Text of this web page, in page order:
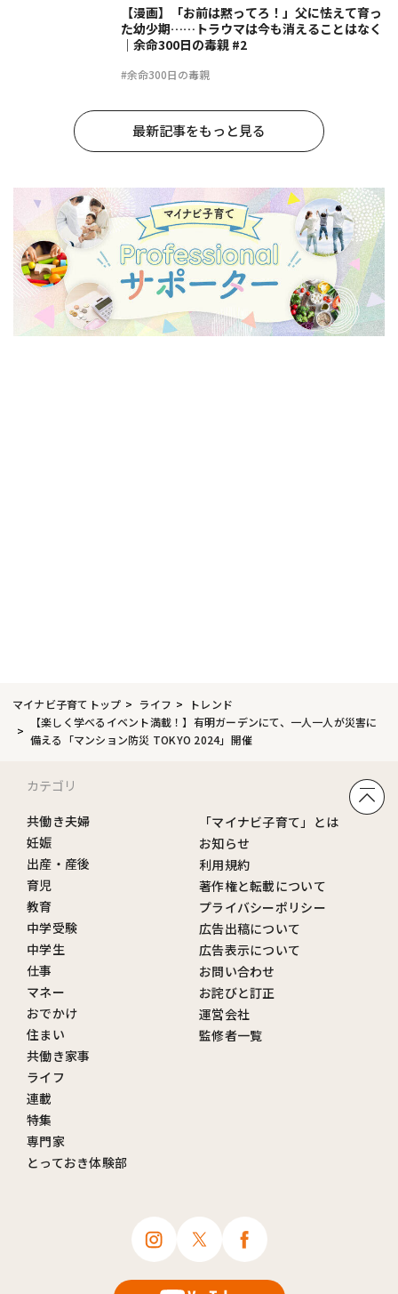
#余命300日の毒親
【漫画】「お前は黙ってろ！」父に怯えて育っ
た幼少期……トラウマは今も消えることはなく
｜余命300日の毒親 #2
最新記事をもっと見る
マイナビ子育てトップ ライフ
トレンド
【楽しく学べるイベント満載！】有明ガーデンにて、一人一人が災害に
備える「マンション防災 TOKYO 2024」開催
カテゴリ
共働き夫婦
妊娠
出産・産後
育児
教育
中学受験
中学生
仕事
マネー
おでかけ
住まい
共働き家事
ライフ
連載
特集
専門家
とっておき体験部
「マイナビ子育て」とは
お知らせ
利用規約
著作権と転載について
プライバシーポリシー
広告出稿について
広告表示について
お問い合わせ
お詫びと訂正
運営会社
監修者一覧